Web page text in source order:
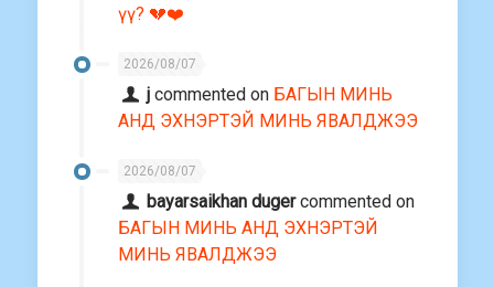
үү? 💔❤️
2026/08/07
j commented on БАГЫН МИНЬ
АНД ЭХНЭРТЭЙ МИНЬ ЯВАЛДЖЭЭ
2026/08/07
bayarsaikhan dugercommented on
БАГЫН МИНЬ АНД ЭХНЭРТЭЙ
МИНЬ ЯВАЛДЖЭЭ